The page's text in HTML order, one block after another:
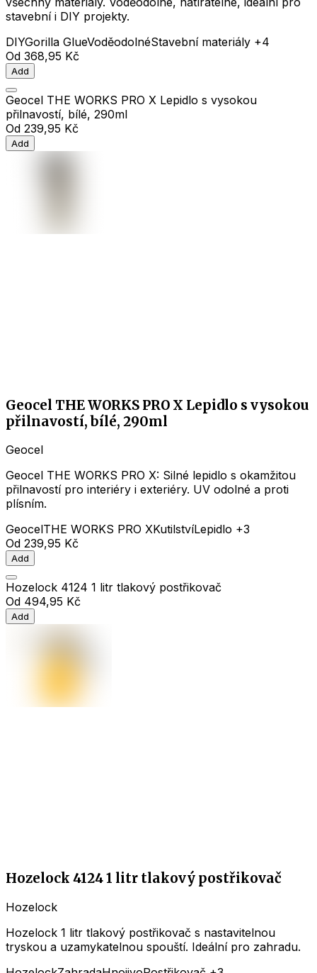
stavební i DIY projekty.
DIYGorilla GlueVoděodolnéStavební materiály +4
Od 368,95 Kč
Add
Geocel THE WORKS PRO X Lepidlo s vysokou
přilnavostí, bílé, 290ml
Od 239,95 Kč
Add
Geocel THE WORKS PRO X Lepidlo s vysokou
přilnavostí, bílé, 290ml
Geocel
Geocel THE WORKS PRO X: Silné lepidlo s okamžitou
přilnavostí pro interiéry i exteriéry. UV odolné a proti
plísním.
GeocelTHE WORKS PRO XKutilstvíLepidlo +3
Od 239,95 Kč
Add
Hozelock 4124 1 litr tlakový postřikovač
Od 494,95 Kč
Add
Hozelock 4124 1 litr tlakový postřikovač
Hozelock
Hozelock 1 litr tlakový postřikovač s nastavitelnou
tryskou a uzamykatelnou spouští. Ideální pro zahradu.